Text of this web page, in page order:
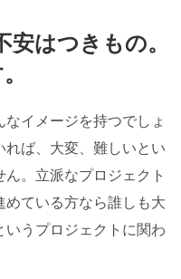
はつきもの。
なイメージを持つでしょ
ば、大変、難しいとい
。立派なプロジェクト
ている方なら誰しも大
うプロジェクトに関わ